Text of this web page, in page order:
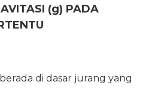
(g) PADA
di dasar jurang yang